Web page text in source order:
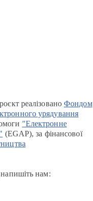
реалізованоФондом
урядування
"Електронне
(EGAP), за фінансової
нам: